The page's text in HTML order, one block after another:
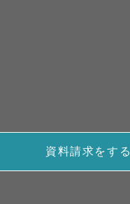
資料請求をする